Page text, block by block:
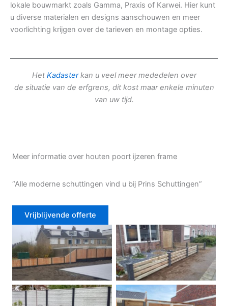
lokale bouwmarkt zoals Gamma, Praxis of Karwei. Hier kunt
u diverse materialen en designs aanschouwen en meer
voorlichting krijgen over de tarieven en montage opties.
Het Kadasterkan u veel meer mededelen over
de situatie van de erfgrens, dit kost maar enkele minuten
van uw tijd.
Meer informatie over houten poort ijzeren frame
“Alle moderne schuttingen vind u bij Prins Schuttingen”
Vrijblijvende offerte
Douglas schutting Tuinhek voortuin